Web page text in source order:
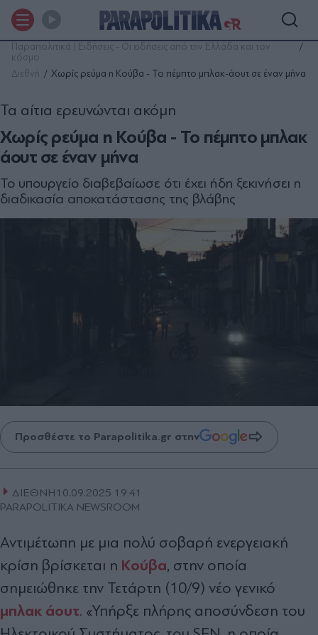
Παραπολιτικά | Ειδήσεις - Οι ειδήσεις από την Ελλάδα και τον
κόσμο
Διεθνή
Χωρίς ρεύμα η Κούβα - Το πέμπτο μπλακ-άουτ σε έναν μήνα
Χωρίς ρεύμα η Κούβα - Το πέμπτο μπλακ
άουτ σε έναν μήνα
Τα αίτια ερευνώνται ακόμη
Το υπουργείο διαβεβαίωσε ότι έχει ήδη ξεκινήσει η
διαδικασία αποκατάστασης της βλάβης
Προσθέστε το Parapolitika.gr στην
ΔΙΕΘΝΗ10.09.2025 19:41
PARAPOLITIKA NEWSROOM
Αντιμέτωπη με μια πολύ σοβαρή ενεργειακή
κρίση βρίσκεται η Κούβα, στην οποία
σημειώθηκε την Τετάρτη (10/9) νέο γενικό
μπλακ άουτ. «Υπήρξε πλήρης αποσύνδεση του